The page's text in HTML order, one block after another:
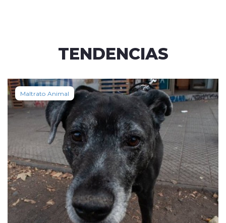
TENDENCIAS
Maltrato Animal